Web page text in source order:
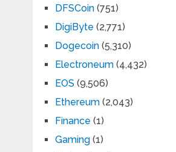
DFSCoin(751)
DigiByte (2,771)
Dogecoin(5,310)
Electroneum(4,432)
EOS (9,506)
Ethereum(2,043)
Finance (1)
Gaming(1)